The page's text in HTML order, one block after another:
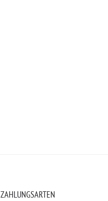
ZAHLUNGSARTEN